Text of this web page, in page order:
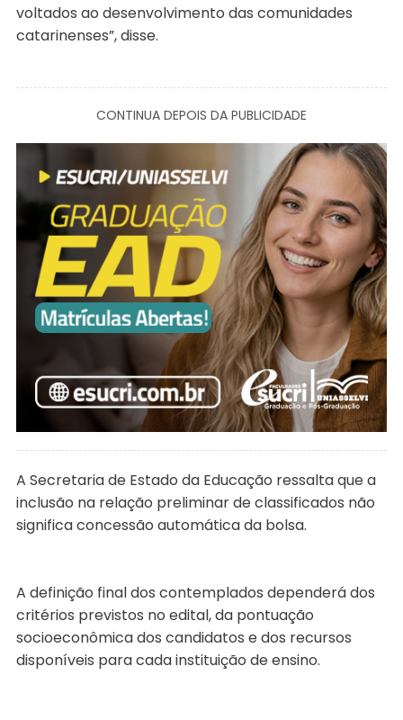
voltados ao desenvolvimento das comunidades
catarinenses”, disse.
CONTINUA DEPOIS DA PUBLICIDADE
A Secretaria de Estado da Educação ressalta que a
inclusão na relação preliminar de classificados não
significa concessão automática da bolsa.
A definição final dos contemplados dependerá dos
critérios previstos no edital, da pontuação
socioeconômica dos candidatos e dos recursos
disponíveis para cada instituição de ensino.